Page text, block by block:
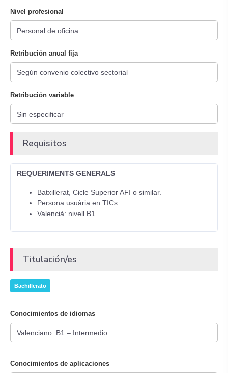
Nivel profesional
Retribución anual fija
Retribución variable
Requisitos
REQUERIMENTS GENERALS
Batxillerat, Cicle Superior AFI o similar.
Persona usuària en TICs
Valencià: nivell B1.
Titulación/es
Bachillerato
Conocimientos de idiomas
Conocimientos de aplicaciones